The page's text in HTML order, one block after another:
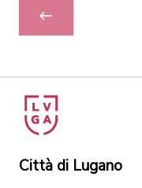
Città di Lugano